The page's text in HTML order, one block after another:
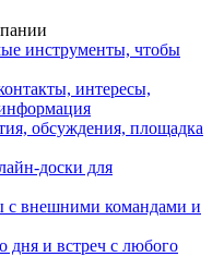
инструменты, чтобы
интересы,
обсуждения, площадка
доски для
с внешними командами и
дня и встреч с любого